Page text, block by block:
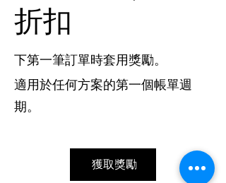
折扣
下第一筆訂單時套用獎勵。
獲取獎勵
適用於任何方案的第一個帳單週
期。